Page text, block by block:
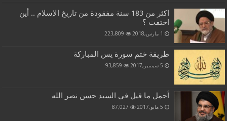
اكثر من 183 سنة مفقودة من تاريخ الإسلام .. أين
اختفت ؟
1 مارس,2018 223,809
طريقة ختم سورة يس المباركة
5 سبتمبر,2017 93,859
أجمل ما قيل في السيد حسن نصر الله
5 مايو,2017 87,027